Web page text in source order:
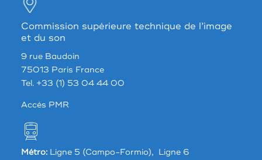
Commission supérieure technique de l’image
et du son
9 rue Baudoin
75013 Paris France
Tel. +33 (1) 53 04 44 00
Accés PMR
Métro:Ligne 5 (Campo-Formio), Ligne 6